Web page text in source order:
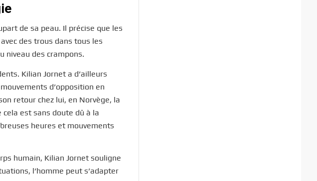
de sa peau. Il précise que les
des trous dans tous les
niveau des crampons.
Kilian Jornet a d’ailleurs
d’opposition en
retour chez lui, en Norvège, la
est sans doute dû à la
heures et mouvements
humain, Kilian Jornet souligne
l’homme peut s’adapter